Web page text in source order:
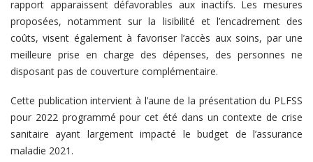
rapport apparaissent défavorables aux inactifs. Les mesures
proposées, notamment sur la lisibilité et l’encadrement des
coûts, visent également à favoriser l’accès aux soins, par une
meilleure prise en charge des dépenses, des personnes ne
disposant pas de couverture complémentaire.
Cette publication intervient à l’aune de la présentation du PLFSS
pour 2022 programmé pour cet été dans un contexte de crise
sanitaire ayant largement impacté le budget de l’assurance
maladie 2021.